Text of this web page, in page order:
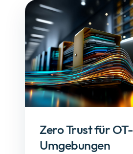
Zero Trust für OT-
Umgebungen